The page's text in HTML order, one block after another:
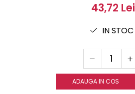
43,72 Lei
IN STOC
ADAUGA IN COS